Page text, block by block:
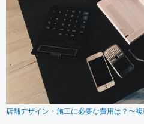
店舗デザイン・施工に必要な費用は？〜